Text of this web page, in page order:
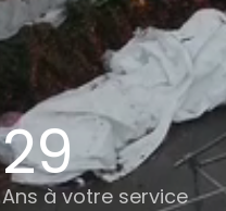
29
Ans à votre service